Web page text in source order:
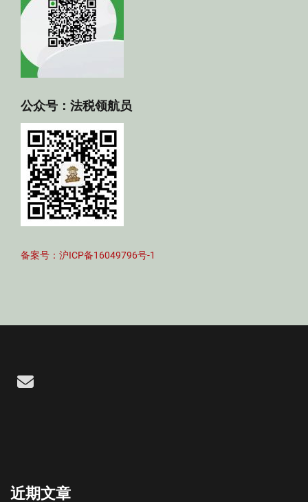
公众号：法税领航员
备案号：沪ICP备16049796号-1
Email
近期文章